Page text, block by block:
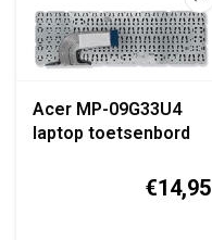
Acer MP-09G33U4
laptop toetsenbord
€14,95